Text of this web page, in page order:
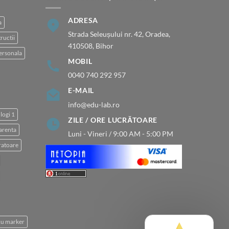
logi 1
marker
ADRESA
Strada Seleușului nr. 42, Oradea,
410508, Bihor
MOBIL
0040 740 292 957
E-MAIL
info@edu-lab.ro
ZILE / ORE LUCRĂTOARE
Luni - Vineri / 9:00 AM - 5:00 PM